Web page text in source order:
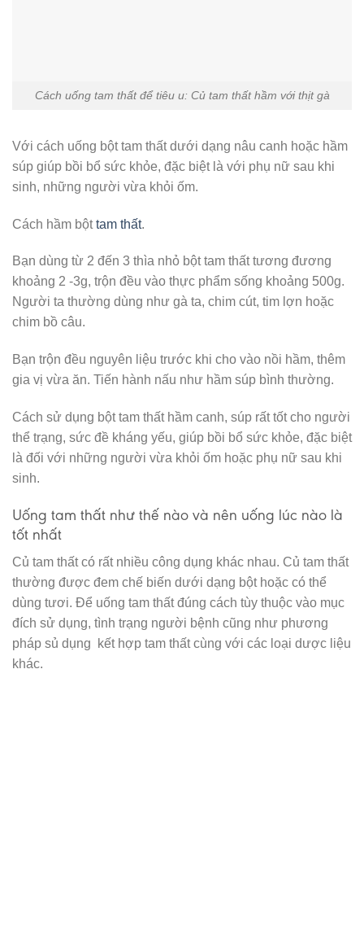
Cách uống tam thất để tiêu u: Củ tam thất hầm với thịt gà
Với cách uống bột tam thất dưới dạng nâu canh hoặc hầm
súp giúp bồi bổ sức khỏe, đặc biệt là với phụ nữ sau khi
sinh, những người vừa khỏi ốm.
Cách hầm bộttam thất.
Bạn dùng từ 2 đến 3 thìa nhỏ bột tam thất tương đương
khoảng 2 -3g, trộn đều vào thực phẩm sống khoảng 500g.
Người ta thường dùng như gà ta, chim cút, tim lợn hoặc
chim bồ câu.
Bạn trộn đều nguyên liệu trước khi cho vào nồi hầm, thêm
gia vị vừa ăn. Tiến hành nấu như hầm súp bình thường.
Cách sử dụng bột tam thất hầm canh, súp rất tốt cho người
thể trạng, sức đề kháng yếu, giúp bồi bổ sức khỏe, đặc biệt
là đối với những người vừa khỏi ốm hoặc phụ nữ sau khi
sinh.
Uống tam thất như thế nào và nên uống lúc nào là
tốt nhất
Củ tam thất có rất nhiều công dụng khác nhau. Củ tam thất
thường được đem chế biến dưới dạng bột hoặc có thể
dùng tươi. Để uống tam thất đúng cách tùy thuộc vào mục
đích sử dụng, tình trạng người bệnh cũng như phương
pháp sủ dụng kết hợp tam thất cùng với các loại dược liệu
khác.